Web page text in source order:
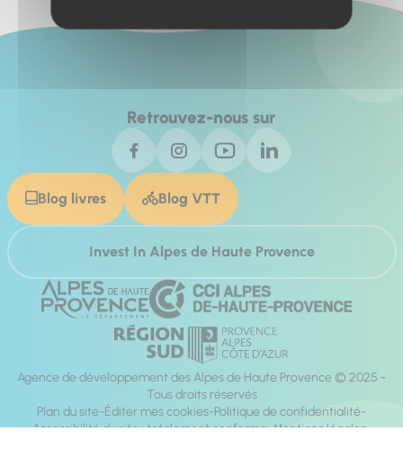
Retrouvez-nous sur
Blog livres Blog VTT
Invest In Alpes de Haute Provence
Agence de développement des Alpes de Haute Provence © 2025 -
Tous droits réservés
Plan du site Éditer mes cookies Politique de confidentialité
Accessibilité du site : totalement conforme Mentions légales